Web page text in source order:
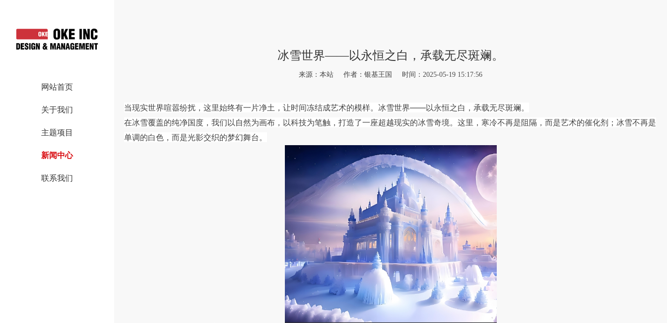
网站首页
关于我们
主题项目
新闻中心
联系我们
冰雪世界——以永恒之白，承载无尽斑斓。
来源：本站 作者：银基王国 时间：2025-05-19 15:17:56
当现实世界喧嚣纷扰，这里始终有一片净土，让时间冻结成艺术的模样。冰雪世界——以永恒之白，承载无尽斑斓。
在冰雪覆盖的纯净国度，我们以自然为画布，以科技为笔触，打造了一座超越现实的冰雪奇境。这里，寒冷不再是阻隔，而是艺术的催化剂；冰雪不再是
单调的白色，而是光影交织的梦幻舞台。